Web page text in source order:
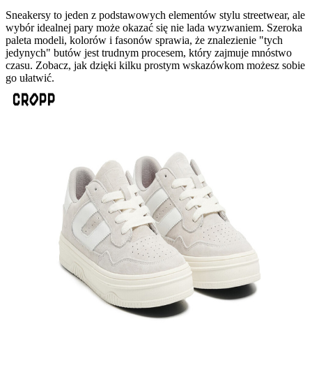
Sneakersy to jeden z podstawowych elementów stylu streetwear, ale
wybór idealnej pary może okazać się nie lada wyzwaniem. Szeroka
paleta modeli, kolorów i fasonów sprawia, że znalezienie "tych
jedynych" butów jest trudnym procesem, który zajmuje mnóstwo
czasu. Zobacz, jak dzięki kilku prostym wskazówkom możesz sobie
go ułatwić.